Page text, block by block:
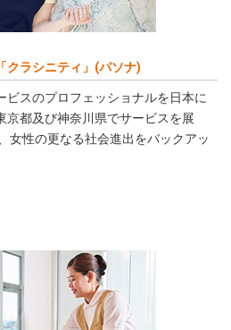
クラシニティ」(パソナ)
ビスのプロフェッショナルを日本に
京都及び神奈川県でサービスを展
女性の更なる社会進出をバックアッ